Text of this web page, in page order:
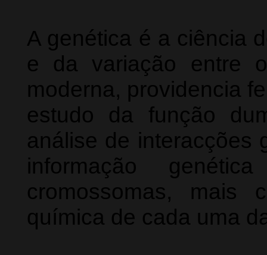
A genética é a ciência
e da variação entre
moderna, providencia
estudo da função
análise de interacções
informação
cromossomas, mais
química de cada uma